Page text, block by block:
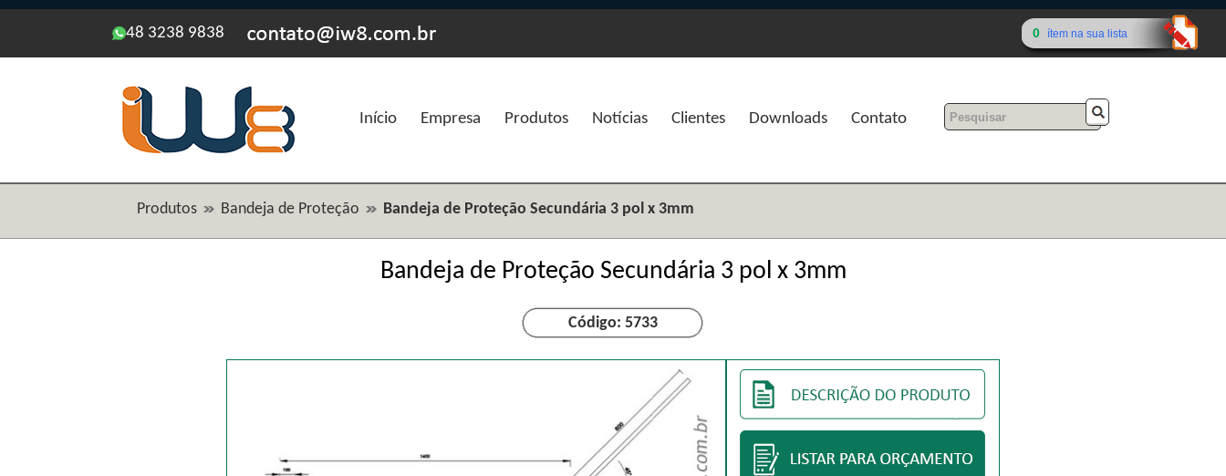
48 3238 9838 0 ítem na sua lista
Início Empresa Produtos Notícias Clientes Downloads Contato
Produtos Bandeja de Proteção Bandeja de Proteção Secundária 3 pol x 3mm
Bandeja de Proteção Secundária 3 pol x 3mm
Código: 5733